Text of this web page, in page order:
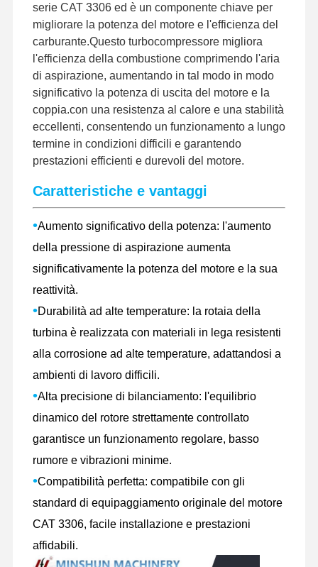
Casa. Prodotti
Spettacolo
Chi Siamo
serie CAT 3306 ed è un componente chiave per
migliorare la potenza del motore e l'efficienza del
carburante.Questo turbocompressore migliora
l'efficienza della combustione comprimendo l'aria
di aspirazione, aumentando in tal modo in modo
significativo la potenza di uscita del motore e la
coppia.con una resistenza al calore e una stabilità
eccellenti, consentendo un funzionamento a lungo
termine in condizioni difficili e garantendo
prestazioni efficienti e durevoli del motore.
Caratteristiche e vantaggi
•Aumento significativo della potenza: l'aumento
della pressione di aspirazione aumenta
significativamente la potenza del motore e la sua
reattività.
•Durabilità ad alte temperature: la rotaia della
turbina è realizzata con materiali in lega resistenti
alla corrosione ad alte temperature, adattandosi a
ambienti di lavoro difficili.
•Alta precisione di bilanciamento: l'equilibrio
dinamico del rotore strettamente controllato
garantisce un funzionamento regolare, basso
rumore e vibrazioni minime.
•Compatibilità perfetta: compatibile con gli
standard di equipaggiamento originale del motore
CAT 3306, facile installazione e prestazioni
affidabili.